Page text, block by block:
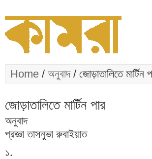
Home / অনুবাদ/ জোড়াতালিতে মার্টিন
জোড়াতালিতে মার্টিন পার
অনুবাদ
প্রজ্ঞা তাসনুভা রুবাইয়াত
১.